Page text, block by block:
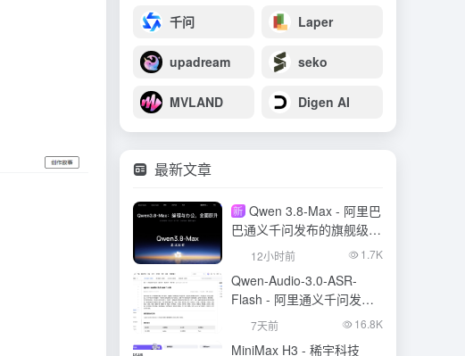
千问 Laper
upadream seko
MVLAND Digen AI
最新文章
新 Qwen 3.8-Max - 阿里巴
巴通义千问发布的旗舰级大
模型12小时前 1.7K
Qwen-Audio-3.0-ASR-
Flash - 阿里通义千问发布
的语音识别大模型
7天前 16.8K
MiniMax H3 - 稀宇科技